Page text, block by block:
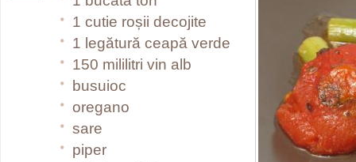
1 cutie roșii decojite
1 legătură ceapă verde
150 mililitri vin alb
busuioc
oregano
sare
piper